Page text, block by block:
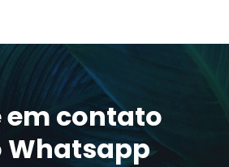
em contato
Whatsapp